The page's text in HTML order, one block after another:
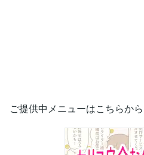
ご提供中メニューはこちらから